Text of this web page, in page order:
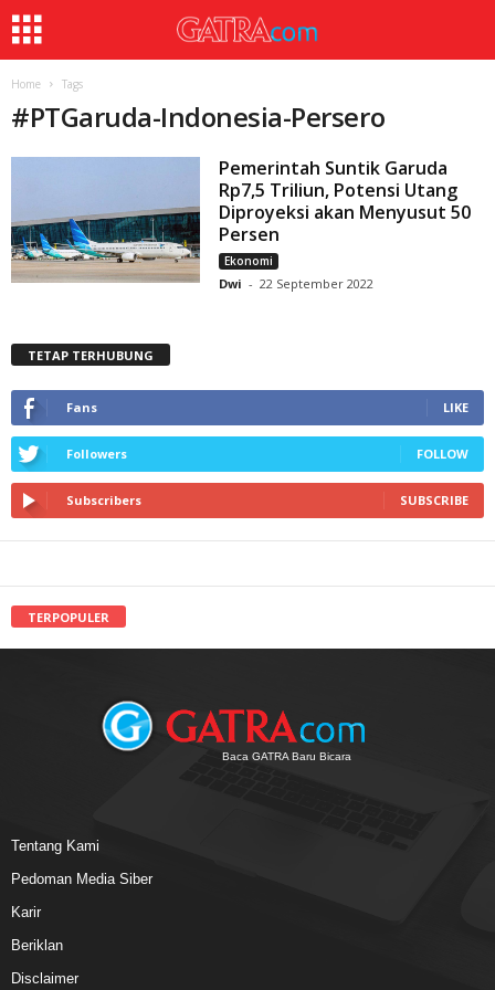
Home Tags
#PTGaruda-Indonesia-Persero
Pemerintah Suntik Garuda
Rp7,5 Triliun, Potensi Utang
Diproyeksi akan Menyusut 50
Persen
Ekonomi
Dwi - 22 September 2022
TETAP TERHUBUNG
Fans LIKE
Followers FOLLOW
Subscribers SUBSCRIBE
TERPOPULER
Baca GATRA Baru Bicara
Tentang Kami
Pedoman Media Siber
Karir
Beriklan
Disclaimer